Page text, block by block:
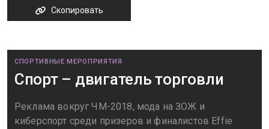
Скопировать
СПОРТИВНЫЕ МЕРОПРИЯТИЯ
Спорт – двигатель торговли
Реклама вокруг ЧМ-2018, мода на ЗОЖ и
киберспорт среди призеров и финалистов Effie